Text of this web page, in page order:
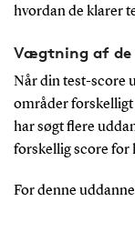
hvordan de klarer
Vægtning af de
Når din test-score
områder forskelligt
har søgt flere
forskellig score for
For denne